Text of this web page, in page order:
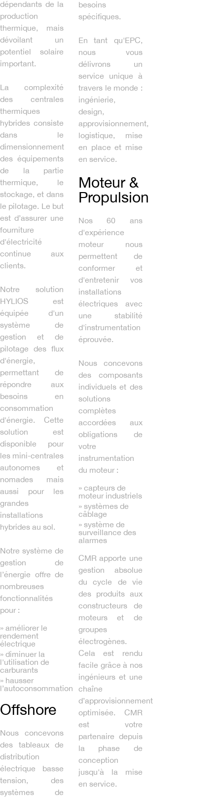
dépendants de la
production
thermique, mais
dévoilant un
potentiel solaire
important.
La complexité
des centrales
thermiques
hybrides consiste
dans le
dimensionnement
des équipements
de la partie
thermique, le
stockage, et dans
le pilotage. Le but
est d’assurer une
fourniture
d'électricité
continue aux
clients.
Notre solution
HYLIOS est
équipée d'un
système de
gestion et de
pilotage des flux
d'énergie,
permettant de
répondre aux
besoins en
consommation
d'énergie. Cette
solution est
disponible pour
les mini-centrales
autonomes et
nomades mais
aussi pour les
grandes
installations
hybrides au sol.
Notre système de
gestion de
l’énergie offre de
nombreuses
fonctionnalités
pour :
» améliorer le
rendement
électrique
» diminuer la
l'utilisation de
carburants
» hausser
l’autoconsommation
Offshore
Nous concevons
des tableaux de
distribution
électrique basse
tension, des
systèmes de
besoins
spécifiques.
En tant qu'EPC,
nous vous
délivrons un
service unique à
travers le monde :
ingénierie,
design,
approvisionnement,
logistique, mise
en place et mise
en service.
Moteur &
Propulsion
Nos 60 ans
d'expérience
moteur nous
permettent de
conformer et
d'entretenir vos
installations
électriques avec
une stabilité
d'instrumentation
éprouvée.
Nous concevons
des composants
individuels et des
solutions
complètes
accordées aux
obligations de
votre
instrumentation
du moteur :
» capteurs de
moteur industriels
» systèmes de
câblage
» système de
surveillance des
alarmes
CMR apporte une
gestion absolue
du cycle de vie
des produits aux
constructeurs de
moteurs et de
groupes
électrogènes.
Cela est rendu
facile grâce à nos
ingénieurs et une
chaîne
d’approvisionnement
optimisée. CMR
est votre
partenaire depuis
la phase de
conception
jusqu'à la mise
en service.